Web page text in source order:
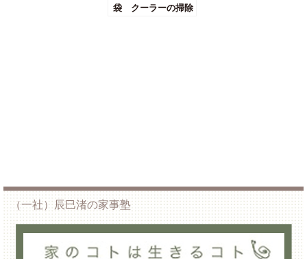
袋 クーラーの掃除
（一社）辰巳渚の家事塾